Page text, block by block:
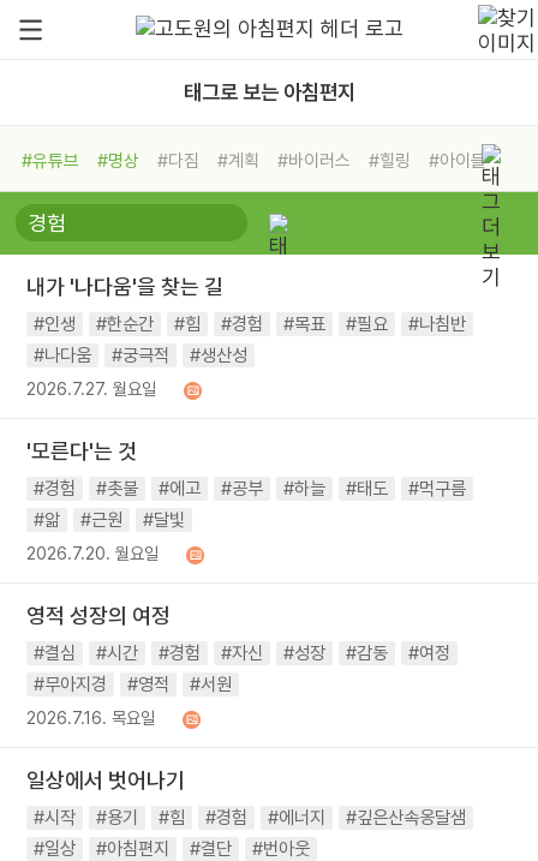
태그로 보는 아침편지
#유튜브 #명상 #다짐 #계획 #바이러스 #힐링
#아이들
#비전캠프
#독서캠프 #삶
#희망
#나눔 #친구 #링컨학교
#독서
#건강 #면역력
내가 '나다움'을 찾는 길
#인생 #한순간 #힘 #경험 #목표 #필요
#나침반
#나다움
#궁극적 #생산성
2026.7.27. 월요일
'모른다'는 것
#경험 #촛불 #에고 #공부 #하늘 #태도
#먹구름
#앎
#근원 #달빛
2026.7.20. 월요일
영적 성장의 여정
#결심 #시간 #경험 #자신 #성장 #감동
#여정
#무아지경
#영적 #서원
2026.7.16. 목요일
일상에서 벗어나기
#시작 #용기 #힘 #경험 #에너지
#깊은산속옹달샘
#일상
#아침편지 #결단 #번아웃